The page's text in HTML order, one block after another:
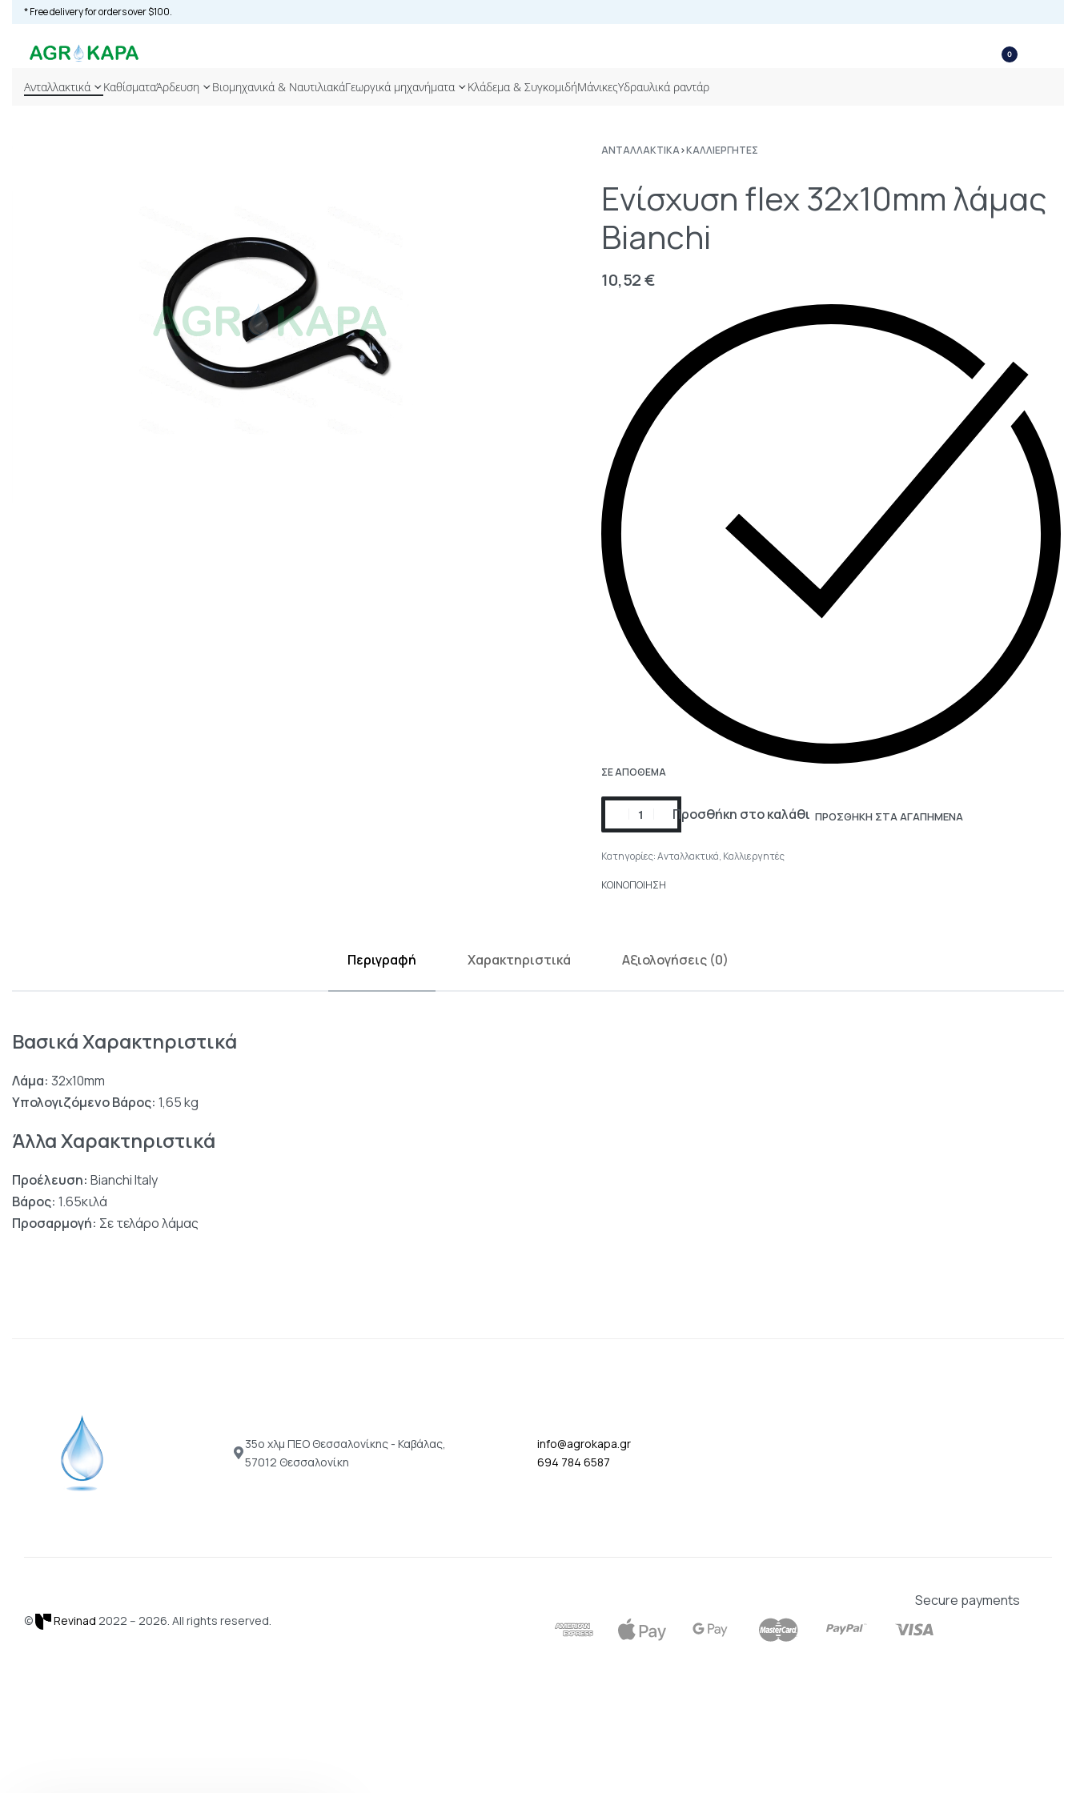
* Free delivery for orders over $100.
0
Ανταλλακτικά ΚαθίσματαΆρδευση Βιομηχανικά & ΝαυτιλιακάΓεωργικά μηχανήματα Κλάδεμα & ΣυγκομιδήΜάνικεςΥδραυλικά ραντάρ
ΑΝΤΑΛΛΑΚΤΙΚΆ›ΚΑΛΛΙΕΡΓΗΤΈΣ
Ενίσχυση flex 32x10mm λάμας
Bianchi
10,52€
ΣΕ ΑΠΌΘΕΜΑ
Προσθήκη στο καλάθι ΠΡΟΣΘΗΚΗ ΣΤΑ ΑΓΑΠΗΜΕΝΑ
Κατηγορίες:Ανταλλακτικά, Καλλιεργητές
ΚΟΙΝΟΠΟΙΗΣΗ
Περιγραφή Χαρακτηριστικά Αξιολογήσεις (0)
Βασικά Χαρακτηριστικά
Λάμα: 32x10mm
Υπολογιζόμενο Βάρος: 1,65 kg
Άλλα Χαρακτηριστικά
Προέλευση: Bianchi Italy
Βάρος: 1.65κιλά
Προσαρμογή: Σε τελάρο λάμας
35ο χλμ ΠΕΟ Θεσσαλονίκης - Καβάλας,
57012 Θεσσαλονίκη
info@agrokapa.gr
694 784 6587
© Revinad 2022 – 2026. All rights reserved.
Secure payments